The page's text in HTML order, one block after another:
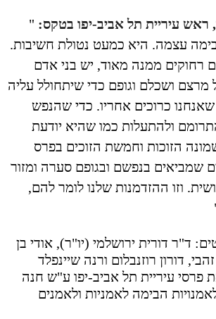
ראש עיריית תל אביב-יפו בטקס: "
עצמה. היא כמעט נטולת חשיבות.
רחוקים ממנה מאוד, יש בני אדם
ושכלם וגופם כדי שיתחולל עליה
כרוכים אחריו. כדי שהנפש
ולהתעלות כמו שהיא יודעת
הזוכות וחמשת הזוכים בפרס
שמביאים בנפשם ובגופם סערה ומזור
וזו ההזדמנות שלנו לומר להם,
ד"ר דורית ירושלמי (יו"ר), אודי בן
דורון רוזנבלום ורנה שיינפלד
פרסי עיריית תל אביב-יפו ע"ש חנה
לאמנויות הבימה לאמניות ולאמנים